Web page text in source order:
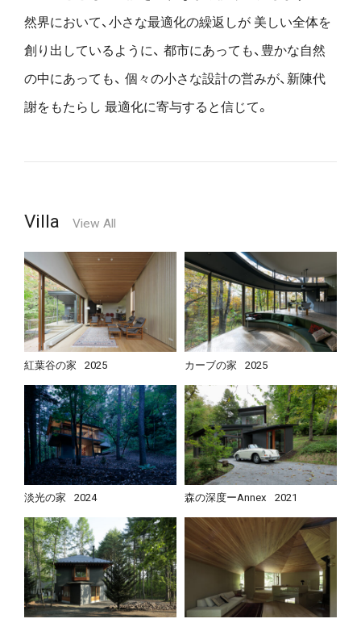
然界において、小さな最適化の繰返しが 美しい全体を
創り出しているように、 都市にあっても、豊かな自然
の中にあっても、 個々の小さな設計の営みが、新陳代
謝をもたらし 最適化に寄与すると信じて。
Villa View All
紅葉谷の家 2025 カーブの家 2025
淡光の家 2024 森の深度ーAnnex 2021